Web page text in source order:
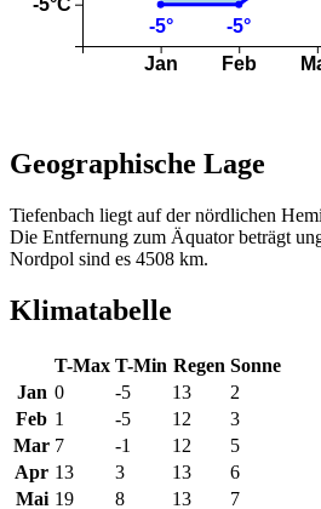
Geographische Lage
Tiefenbach liegt auf der nördlichen
Die Entfernung zum Äquator beträgt
Nordpol sind es 4508 km.
Klimatabelle
T-Max T-Min Regen Sonne
Jan 0 -5 13
2
Feb 1 -5 12
3
Mar 7 -1 12
5
Apr 13 3 13
6
Mai 19 8 13 7